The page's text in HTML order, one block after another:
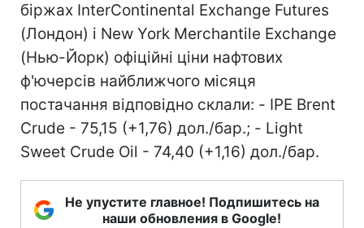
біржах InterContinental Exchange Futures
(Лондон) і New York Merchantile Exchange
(Нью-Йорк) офіційні ціни нафтових
ф'ючерсів найближчого місяця
постачання відповідно склали: - IPE Brent
Crude - 75,15 (+1,76) дол./бар.; - Light
Sweet Crude Oil - 74,40 (+1,16) дол./бар.
Не упустите главное! Подпишитесь на
наши обновления в Google!